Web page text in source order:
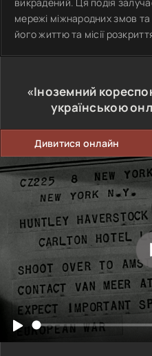
мережі міжнародних змов
його життю та місії
«Іноземний
українською
Дивитися онлайн